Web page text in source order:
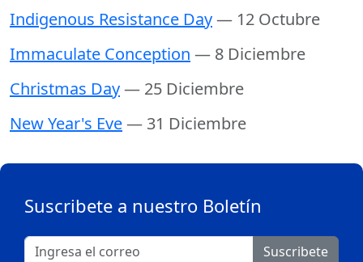
Indigenous Resistance Day— 12 Octubre
Immaculate Conception — 8 Diciembre
Christmas Day— 25 Diciembre
New Year's Eve— 31 Diciembre
Suscribete a nuestro Boletín
Suscribete